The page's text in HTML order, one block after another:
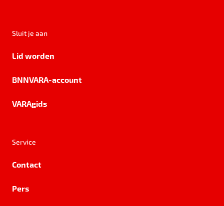
Sluit je aan
Lid worden
BNNVARA-account
VARAgids
Service
Contact
Pers